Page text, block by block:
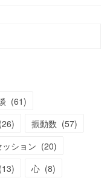
(61)
(26) 振動数 (57)
ション (20)
(13) 心 (8)